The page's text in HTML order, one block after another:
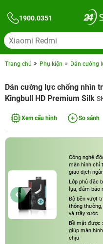
1900.0351
Trang chủ Phụ kiện Dán cường
Dán cường lực chống nhìn
Kingbull HD Premium Silk
Xem cấu hình So sánh
Công nghệ
màn hình chỉ
giao dịch
Lớp phủ đặc
lụa, đảm bảo
Độ bền vượt
thông
và trầy xước
Bề mặt được
giúp màn
chịu